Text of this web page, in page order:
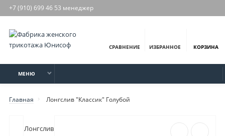
+7 (910) 699 46 53 менеджер
СРАВНЕНИЕ ИЗБРАННОЕ КОРЗИНА
МЕНЮ
Главная Лонгслив "Классик" Голубой